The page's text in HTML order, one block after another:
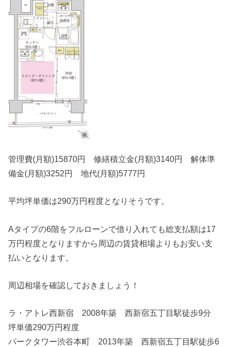
管理費(月額)15870円 修繕積立金(月額)3140円 解体準
備金(月額)3252円 地代(月額)5777円
平均坪単価は290万円程度となりそうです。
Aタイプの6階をフルローンで借り入れても総支払額は17
万円程度となりますから周辺の賃貸相場よりもお安い支
払いとなります。
周辺相場を確認しておきましょう！
ラ・アトレ西新宿 2008年築 西新宿五丁目駅徒歩9分
坪単価290万円程度
パークタワー渋谷本町 2013年築 西新宿五丁目駅徒歩6